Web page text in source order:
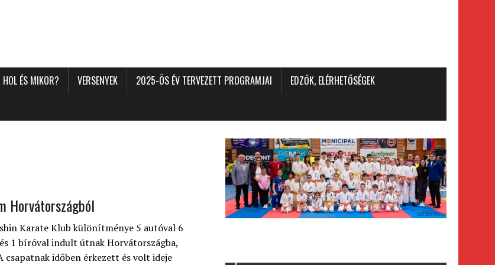
HOL ÉS MIKOR? VERSENYEK 2025-ÖS ÉV TERVEZETT PROGRAMJAI
EDZŐK, ELÉRHETŐSÉGEK
Horvátországból
Karate Klub különítménye 5 autóval 6
1 bíróval indult útnak Horvátországba,
csapatnak időben érkezett és volt ideje